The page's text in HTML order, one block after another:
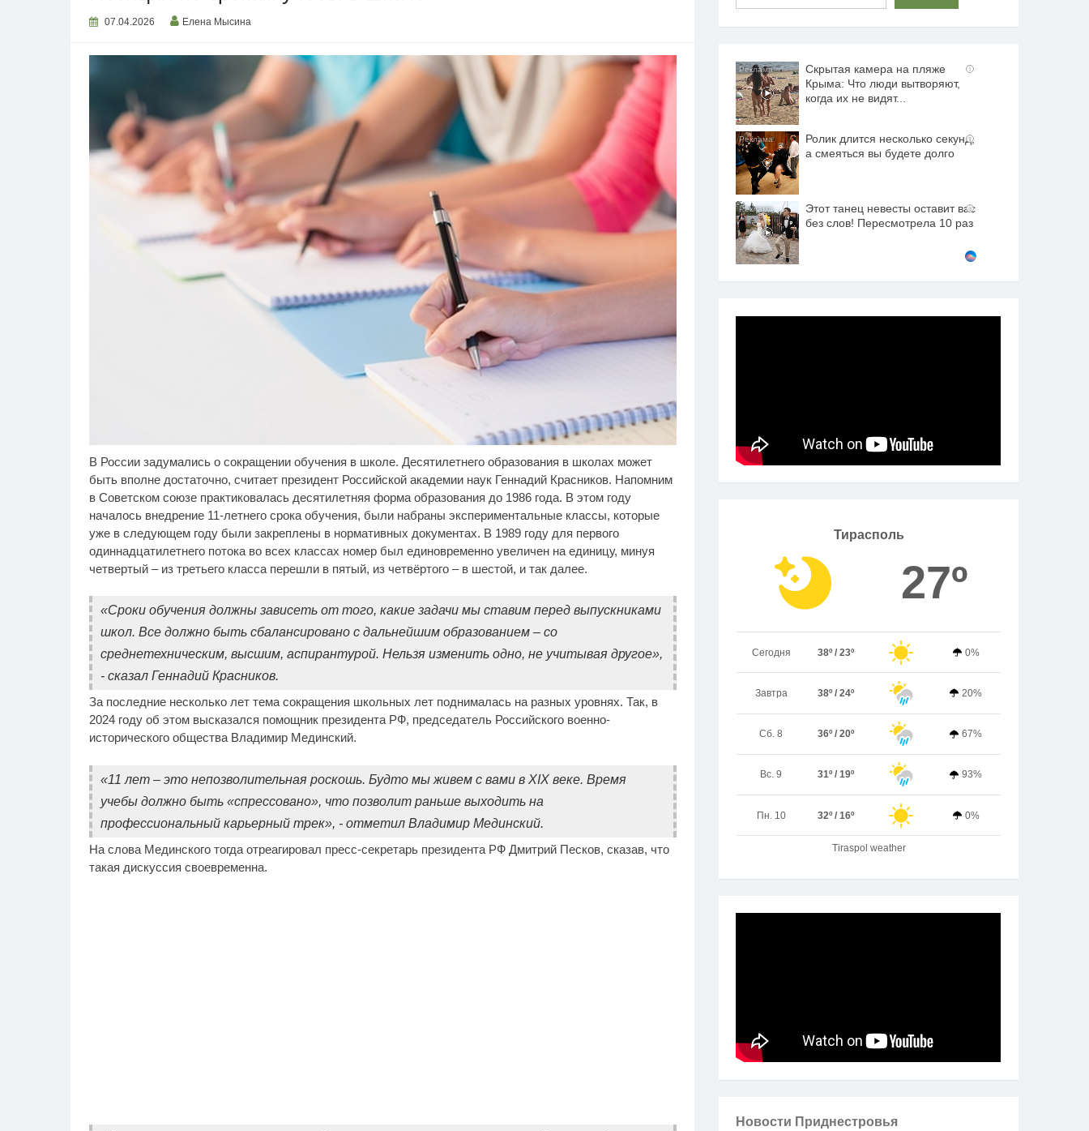
07.04.2026 Елена Мысина
В России задумались о сокращении обучения в школе. Десятилетнего образования в школах может
быть вполне достаточно, считает президент Российской академии наук Геннадий Красников. Напомним
в Советском союзе практиковалась десятилетняя форма образования до 1986 года. В этом году
началось внедрение 11-летнего срока обучения, были набраны экспериментальные классы, которые
уже в следующем году были закреплены в нормативных документах. В 1989 году для первого
одиннадцатилетнего потока во всех классах номер был единовременно увеличен на единицу, минуя
четвертый – из третьего класса перешли в пятый, из четвёртого – в шестой, и так далее.
«Сроки обучения должны зависеть от того, какие задачи мы ставим перед выпускниками
школ. Все должно быть сбалансировано с дальнейшим образованием – со
среднетехническим, высшим, аспирантурой. Нельзя изменить одно, не учитывая другое»,
- сказал Геннадий Красников.
За последние несколько лет тема сокращения школьных лет поднималась на разных уровнях. Так, в
2024 году об этом высказался помощник президента РФ, председатель Российского военно-
исторического общества Владимир Мединский.
«11 лет – это непозволительная роскошь. Будто мы живем с вами в XIX веке. Время
учебы должно быть «спрессовано», что позволит раньше выходить на
профессиональный карьерный трек», - отметил Владимир Мединский.
На слова Мединского тогда отреагировал пресс-секретарь президента РФ Дмитрий Песков, сказав, что
такая дискуссия своевременна.
i
Скрытая камера на пляже
Крыма: Что люди вытворяют,
когда их не видят...
i
Ролик длится несколько секунд,
а смеяться вы будете долго
i
Этот танец невесты оставит вас
без слов! Пересмотрела 10 раз
Тирасполь
27º
Сегодня 38º / 23º 0%
Завтра 38º / 24º 20%
Сб. 8 36º / 20º 67%
Вс. 9 31º / 19º 93%
Пн. 10 32º / 16º 0%
Tiraspol weather
Новости Приднестровья
i
Ролик длится пару
шоке от увиденного
i
Ролик из Омска: вы
будете смеяться долго
Взломали Telegram
Собчак - вот что
нашлось в переписках